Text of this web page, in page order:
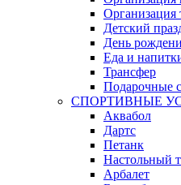
Организация
Детский
День
Еда и
Трансфер
Подарочные
СПОРТИВНЫЕ
Аквабол
Дартс
Петанк
Настольный
Арбалет